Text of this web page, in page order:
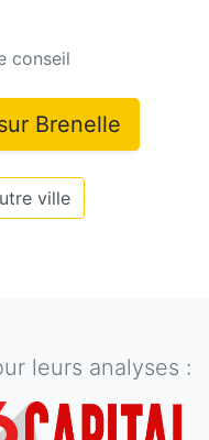
conseil
Brenelle
ville
leurs analyses :